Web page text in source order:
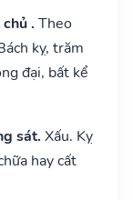
. Theo
kỵ, trăm
đại, bất kể
sát. Xấu. Kỵ
hay cất